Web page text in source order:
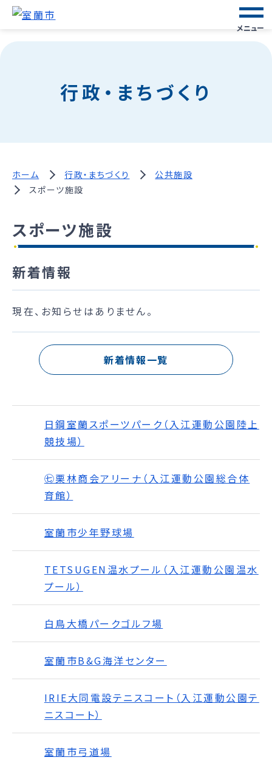
メニュー
行政・まちづくり
ホーム 行政・まちづくり
公共施設
スポーツ施設
スポーツ施設
新着情報
現在、お知らせはありません。
新着情報一覧
日鋼室蘭スポーツパーク（入江運動公園陸上
競技場）
㊆栗林商会アリーナ（入江運動公園総合体
育館）
室蘭市少年野球場
TETSUGEN温水プール（入江運動公園温水
プール）
白鳥大橋パークゴルフ場
室蘭市B&G海洋センター
IRIE大同電設テニスコート（入江運動公園テ
ニスコート）
室蘭市弓道場